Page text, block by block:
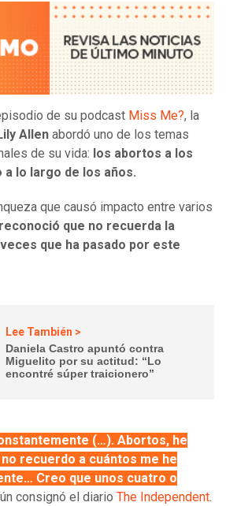
de su podcast Miss Me?, la
Allen abordó uno de los temas
de su vida: los abortos a los
a lo largo de los años.
que causó impacto entre varios
que no recuerda la
que ha pasado por este
Lee También >
Daniela Castro apuntó contra
Miguelito por su actitud: “Lo
encontré súper traicionero”
(…). Abortos, he
recuerdo a cuántos me he
Creo que unos cuatro o
consignó el diario The Independent.